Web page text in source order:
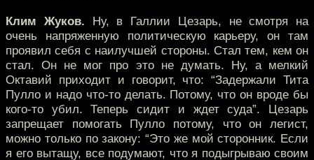
Клим Жуков. Ну, в Галлии Цезарь, не смотря на
очень напряженную политическую карьеру, он там
проявил себя с наилучшей стороны. Стал тем, кем он
стал. Он не мог про это не думать. Ну, а мелкий
Октавий приходит и говорит, что: “Задержали Тита
Пулло и надо что-то делать. Потому, что он вроде бы
кого-то убил. Теперь сидит и ждет суда”. Цезарь
запрещает помогать Пулло потому, что он легист,
можно только по закону: “Это же мой сторонник. Если
я его вытащу, все подумают, что я подыгрываю своим